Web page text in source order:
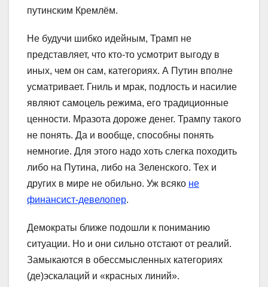
путинским Кремлём.
Не будучи шибко идейным, Трамп не
представляет, что кто-то усмотрит выгоду в
иных, чем он сам, категориях. А Путин вполне
усматривает. Гниль и мрак, подлость и насилие
являют самоцель режима, его традиционные
ценности. Мразота дороже денег. Трампу такого
не понять. Да и вообще, способны понять
немногие. Для этого надо хоть слегка походить
либо на Путина, либо на Зеленского. Тех и
других в мире не обильно. Уж всяко не
финансист-девелопер.
Демократы ближе подошли к пониманию
ситуации. Но и они сильно отстают от реалий.
Замыкаются в обессмысленных категориях
(де)эскалаций и «красных линий».